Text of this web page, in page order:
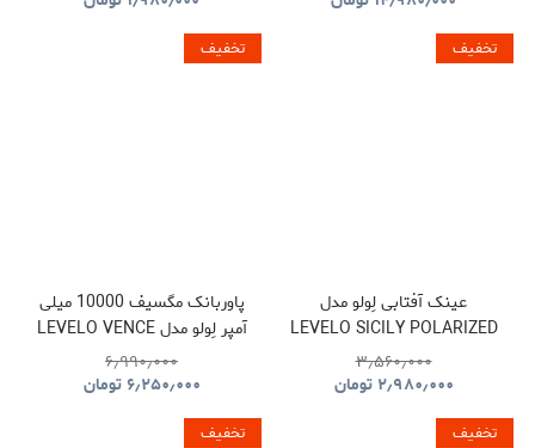
تخفیف
عینک آفتابی لِولو مدل
LEVELO SICILY POLARIZED
SUNGLASSES
۳٫۵۶۰٫۰۰۰
۲٫۹۸۰٫۰۰۰ تومان
تخفیف
پاوربانک مگسیف 10000 میلی
آمپر لِولو مدل LEVELO VENCE
POWER BANK
۶٫۹۹۰٫۰۰۰
۶٫۲۵۰٫۰۰۰تومان
تخفیف تخفیف